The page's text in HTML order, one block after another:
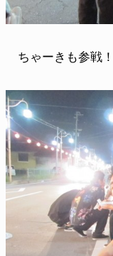
ちゃーきも参戦！